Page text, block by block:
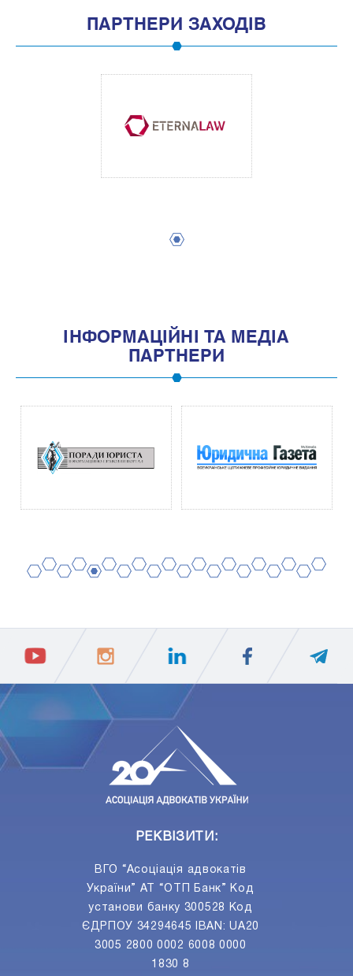
ПАРТНЕРИ ЗАХОДІВ
IНФОРМАЦIЙНI ТА МЕДIА
ПАРТНЕРИ
РЕКВІЗИТИ:
ВГО “Асоціація адвокатів
України” АТ “ОТП Банк” Код
установи банку 300528 Код
ЄДРПОУ 34294645 IBAN: UA20
3005 2800 0002 6008 0000
1830 8